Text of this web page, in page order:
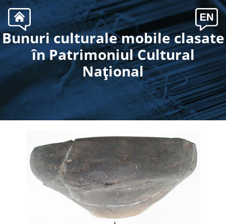
.
Bunuri culturale mobile clasate
în Patrimoniul Cultural
Naţional